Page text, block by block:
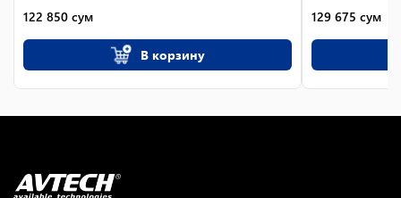
122 850 сум
В корзину
129 675 сум